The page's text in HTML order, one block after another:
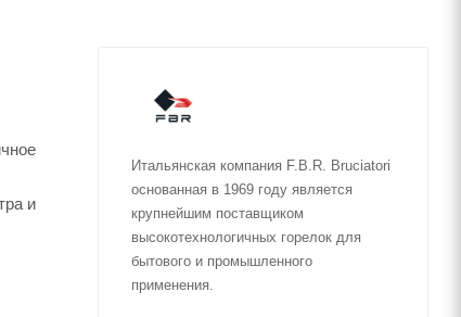
и
Итальянская компания F.B.R. Bruciatori
основанная в 1969 году является
крупнейшим поставщиком
высокотехнологичных горелок для
бытового и промышленного
применения.